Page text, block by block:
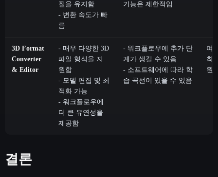
질을 유지함
- 변환 속도가 빠
름
기능은 제한적임
3D Format
Converter
& Editor
- 매우 다양한 3D
파일 형식을 지
원함
- 모델 편집 및 최
적화 가능
- 워크플로우에
더 큰 유연성을
제공함
- 워크플로우에 추가 단
계가 생길 수 있음
- 소프트웨어에 따라 학
습 곡선이 있을 수 있음
여
최
원
결론